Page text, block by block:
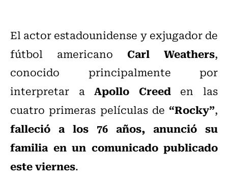
El actor estadounidense y exjugador de
fútbol americano Carl Weathers,
conocido principalmente por
interpretar aApollo Creeden las
cuatro primeras películas de “Rocky”,
falleció a los 76 años, anunció su
familia en un comunicado publicado
este viernes.